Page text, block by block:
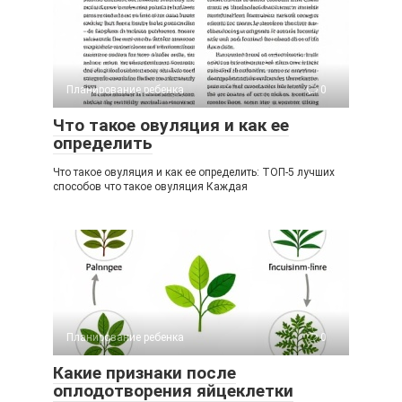
Планирование ребенка 0
Что такое овуляция и как ее
определить
Что такое овуляция и как ее определить: ТОП-5 лучших
способов что такое овуляция Каждая
Планирование ребенка 0
Какие признаки после
оплодотворения яйцеклетки